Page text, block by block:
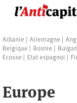
principal
Albanie Allemagne
Belgique
Bosnie
Ecosse
Etat espagnol
Pagination
Europe